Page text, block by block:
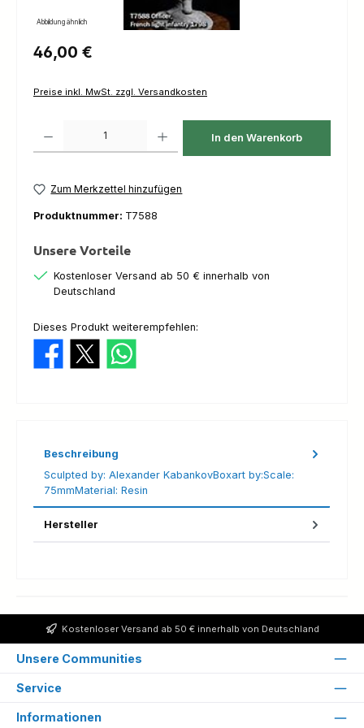
Abbildung ähnlich
Regulärer Preis:
46,00 €
Preise inkl. MwSt. zzgl. Versandkosten
In den Warenkorb
Zum Merkzettel hinzufügen
Produktnummer: T7588
Unsere Vorteile
Kostenloser Versand ab 50 € innerhalb von
Deutschland
Dieses Produkt weiterempfehlen:
Beschreibung
Sculpted by: Alexander KabankovBoxart by:Scale:
75mmMaterial: Resin
Hersteller
Kostenloser Versand ab 50 € innerhalb von Deutschland
Unsere Communities
Service
Informationen